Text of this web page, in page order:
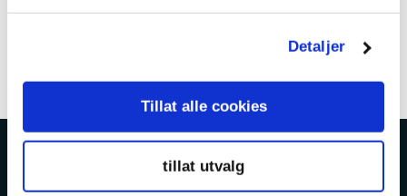
Detaljer
Tillat alle cookies
tillat utvalg
MER OM KNA